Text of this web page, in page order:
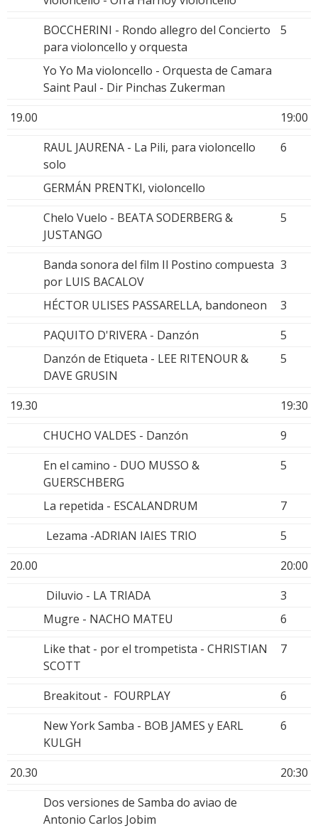
BOCCHERINI - Rondo allegro del Concierto
para violoncello y orquesta
5
Yo Yo Ma violoncello - Orquesta de Camara
Saint Paul - Dir Pinchas Zukerman
19.00
19:00
RAUL JAURENA - La Pili, para violoncello
solo
6
GERMÁN PRENTKI, violoncello
Chelo Vuelo - BEATA SODERBERG &
JUSTANGO
5
Banda sonora del film Il Postino compuesta
por LUIS BACALOV
3
HÉCTOR ULISES PASSARELLA, bandoneon
3
PAQUITO D'RIVERA - Danzón
5
Danzón de Etiqueta - LEE RITENOUR &
DAVE GRUSIN
5
19.30
19:30
CHUCHO VALDES - Danzón
9
En el camino - DUO MUSSO &
GUERSCHBERG
5
La repetida - ESCALANDRUM
7
Lezama -ADRIAN IAIES TRIO
5
20.00
20:00
Diluvio - LA TRIADA
3
Mugre - NACHO MATEU
6
Like that - por el trompetista - CHRISTIAN
SCOTT
7
Breakitout - FOURPLAY
6
New York Samba - BOB JAMES y EARL
KULGH
6
20.30
20:30
Dos versiones de Samba do aviao de
Antonio Carlos Jobim